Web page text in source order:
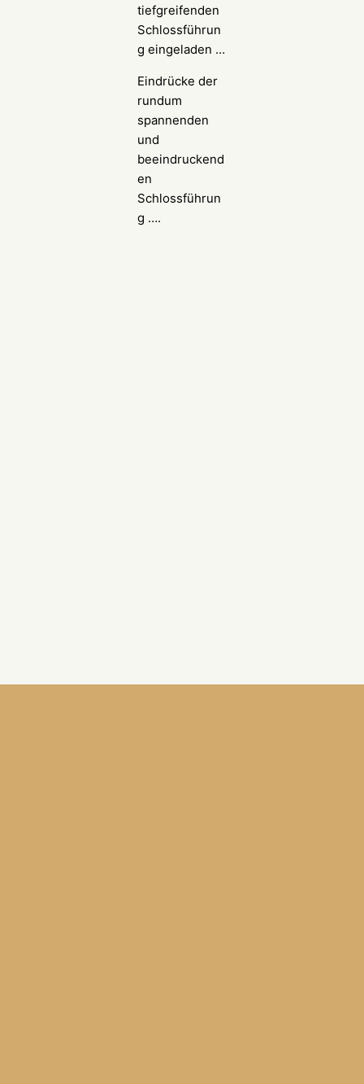
tiefgreifenden
Schlossführun
g eingeladen …
Eindrücke der
rundum
spannenden
und
beeindruckend
en
Schlossführun
g ….